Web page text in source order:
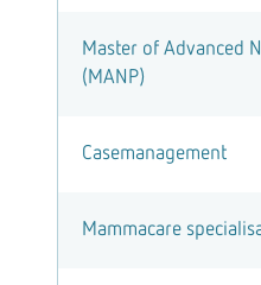
Master of Advanced
(MANP)
Casemanagement
Mammacare